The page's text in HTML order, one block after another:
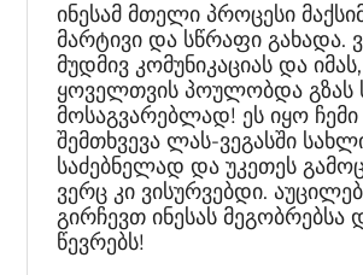
ინესამ მთელი პროცესი
მარტივი და სწრაფი გახადა.
მუდმივ კომუნიკაციას და
ყოველთვის პოულობდა გზას
მოსაგვარებლად! ეს იყო
შემთხვევა ლას-ვეგასში
საძებნელად და უკეთეს
ვერც კი ვისურვებდი.
გირჩევთ ინესას მეგობრებსა
წევრებს!